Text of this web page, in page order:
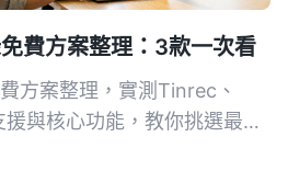
費方案整理：3款一次看
方案整理，實測Tinrec、
與核心功能，教你挑選最適